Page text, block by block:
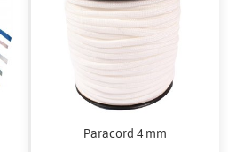
Paracord 4 mm